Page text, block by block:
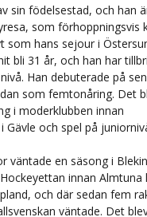
sin födelsestad, och han
som förhoppningsvis
som hans sejour i
bli 31 år, och han har
Han debuterade på
som femtonåring. Det
i moderklubben innan
Gävle och spel på
väntade en säsong i
innan Almtuna
och där sedan fem
väntade. Det